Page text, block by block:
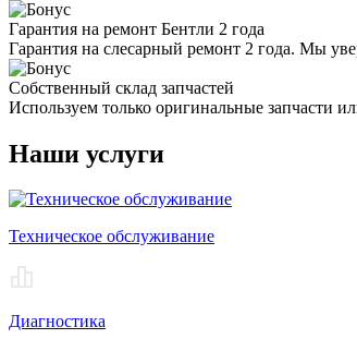
Гарантия на ремонт Бентли 2 года
Гарантия на слесарный ремонт 2 года. Мы
Собственный склад запчастей
Используем только оригинальные запчасти
Наши услуги
Техническое обслуживание
Диагностика